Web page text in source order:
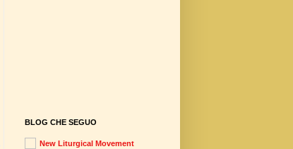
BLOG CHE SEGUO
New Liturgical Movement